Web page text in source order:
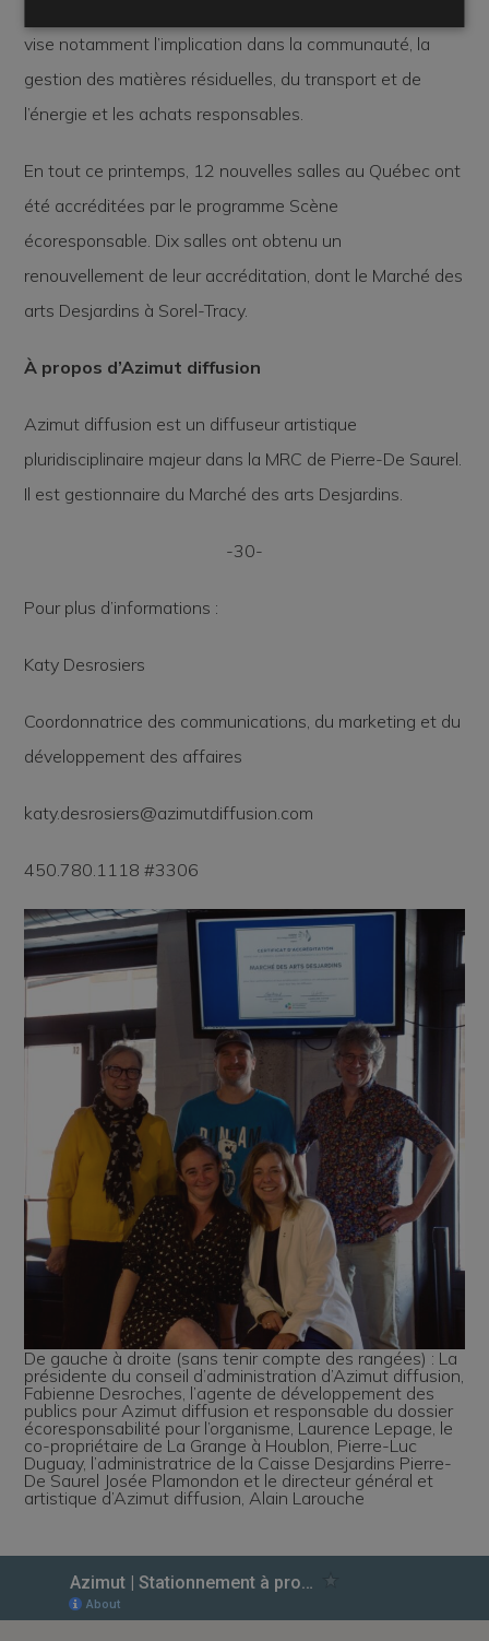
vise notamment l’implication dans la communauté, la
gestion des matières résiduelles, du transport et de
l’énergie et les achats responsables.
En tout ce printemps, 12 nouvelles salles au Québec ont
été accréditées par le programme Scène
écoresponsable. Dix salles ont obtenu un
renouvellement de leur accréditation, dont le Marché des
arts Desjardins à Sorel-Tracy.
À propos d’Azimut diffusion
Azimut diffusion est un diffuseur artistique
pluridisciplinaire majeur dans la MRC de Pierre-De Saurel.
Il est gestionnaire du Marché des arts Desjardins.
-30-
Pour plus d’informations :
Katy Desrosiers
Coordonnatrice des communications, du marketing et du
développement des affaires
katy.desrosiers@azimutdiffusion.com
450.780.1118 #3306
De gauche à droite (sans tenir compte des rangées) : La
présidente du conseil d’administration d’Azimut diffusion,
Fabienne Desroches, l’agente de développement des
publics pour Azimut diffusion et responsable du dossier
écoresponsabilité pour l’organisme, Laurence Lepage, le
co-propriétaire de La Grange à Houblon, Pierre-Luc
Duguay, l’administratrice de la Caisse Desjardins Pierre-
De Saurel Josée Plamondon et le directeur général et
artistique d’Azimut diffusion, Alain Larouche